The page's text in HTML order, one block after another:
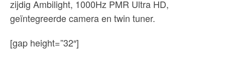
zijdig Ambilight, 1000Hz PMR Ultra HD,
geïntegreerde camera en twin tuner.
[gap height=”32″]